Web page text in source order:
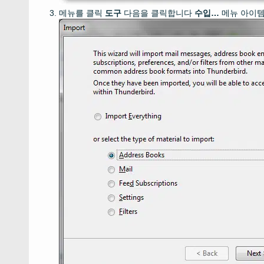
메뉴를 클릭 도구 다음을 클릭합니다 수입… 메뉴 아이